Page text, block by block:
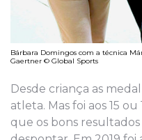
Bárbara Domingos com a técnica
Gaertner © Global Sports
Desde criança as
atleta. Mas foi aos 15
que os bons